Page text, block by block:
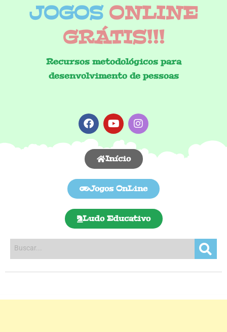
JOGOS ONLINE
GRÁTIS!!!
Recursos metodológicos para
desenvolvimento de pessoas
Início
Jogos OnLine
Ludo Educativo